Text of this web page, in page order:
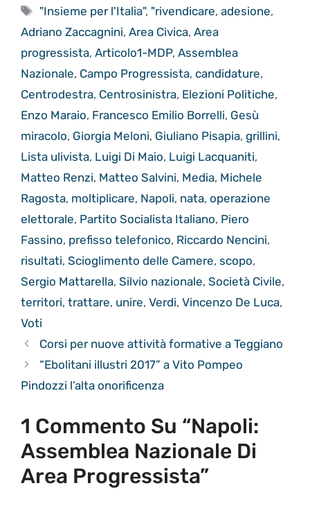
Tag
"Insieme per l'Italia", "rivendicare,adesione,
Adriano Zaccagnini, Area Civica, Area
progressista, Articolo1-MDP, Assemblea
Nazionale, Campo Progressista, candidature,
Centrodestra, Centrosinistra, Elezioni Politiche,
Enzo Maraio, Francesco Emilio Borrelli, Gesù
miracolo, Giorgia Meloni, Giuliano Pisapia, grillini,
Lista ulivista, Luigi Di Maio, Luigi Lacquaniti,
Matteo Renzi, Matteo Salvini, Media, Michele
Ragosta, moltiplicare, Napoli, nata, operazione
elettorale, Partito Socialista Italiano, Piero
Fassino, prefisso telefonico, Riccardo Nencini,
risultati, Scioglimento delle Camere, scopo,
Sergio Mattarella, Silvio nazionale, Società Civile,
territori, trattare, unire, Verdi, Vincenzo De Luca,
Voti
Corsi per nuove attività formative a Teggiano
“Ebolitani illustri 2017” a Vito Pompeo
Pindozzi l’alta onorificenza
1 Commento Su “Napoli:
Assemblea Nazionale Di
Area Progressista”